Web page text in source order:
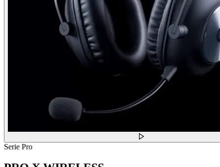
Serie Pro